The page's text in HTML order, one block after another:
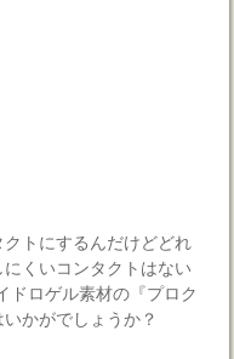
トにするんだけどどれ
くいコンタクトはない
ドロゲル素材の『プロク
かがでしょうか？